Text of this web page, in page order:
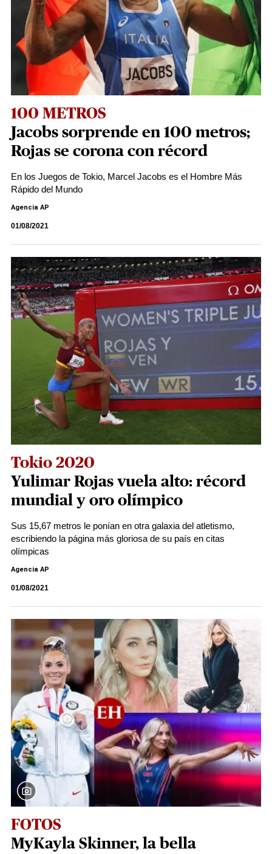
100 METROS
Jacobs sorprende en 100 metros;
Rojas se corona con récord
En los Juegos de Tokio, Marcel Jacobs es el Hombre Más
Rápido del Mundo
Agencia AP
01/08/2021
Tokio 2020
Yulimar Rojas vuela alto: récord
mundial y oro olímpico
Sus 15,67 metros le ponían en otra galaxia del atletismo,
escribiendo la página más gloriosa de su país en citas
olímpicas
Agencia AP
01/08/2021
FOTOS
MyKayla Skinner, la bella